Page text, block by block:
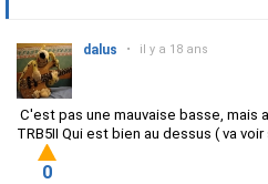
dalus • il y a 18 ans
C'est pas une mauvaise basse, mais
TRB5II Qui est bien au dessus ( va
0